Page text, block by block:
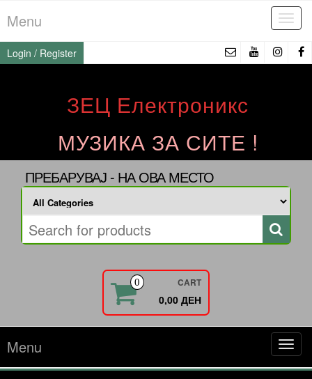
to
the
content
Menu
Login / Register
ЗЕЦ Електроникс
МУЗИКА ЗА СИТЕ !
ПРЕБАРУВАЈ - НА ОВА МЕСТО
0 CART
0,00 ДЕН
Menu